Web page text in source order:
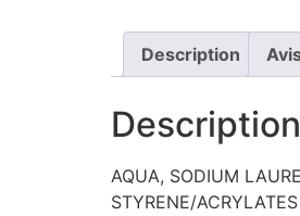
Description
Description
AQUA, SODIUM
STYRENE/